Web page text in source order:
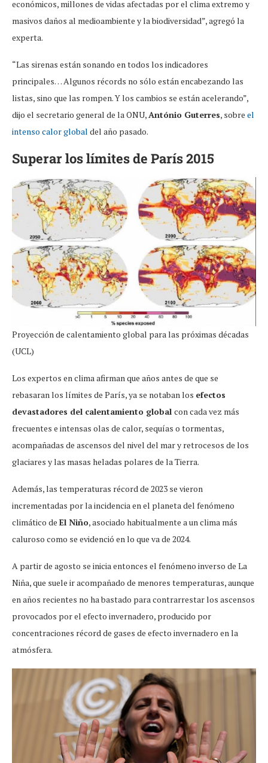
económicos, millones de vidas afectadas por el clima extremo y
masivos daños al medioambiente y la biodiversidad”, agregó la
experta.
“Las sirenas están sonando en todos los indicadores
principales… Algunos récords no sólo están encabezando las
listas, sino que las rompen. Y los cambios se están acelerando”,
dijo el secretario general de la ONU, António Guterres, sobre el
intenso calor global del año pasado.
Superar los límites de París 2015
Proyección de calentamiento global para las próximas décadas
(UCL)
Los expertos en clima afirman que años antes de que se
rebasaran los límites de París, ya se notaban los efectos
devastadores del calentamiento global con cada vez más
frecuentes e intensas olas de calor, sequías o tormentas,
acompañadas de ascensos del nivel del mar y retrocesos de los
glaciares y las masas heladas polares de la Tierra.
Además, las temperaturas récord de 2023 se vieron
incrementadas por la incidencia en el planeta del fenómeno
climático de El Niño, asociado habitualmente a un clima más
caluroso como se evidenció en lo que va de 2024.
A partir de agosto se inicia entonces el fenómeno inverso de La
Niña, que suele ir acompañado de menores temperaturas, aunque
en años recientes no ha bastado para contrarrestar los ascensos
provocados por el efecto invernadero, producido por
concentraciones récord de gases de efecto invernadero en la
atmósfera.